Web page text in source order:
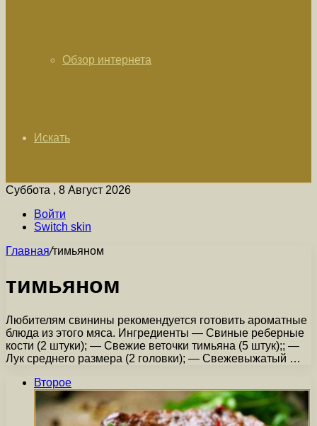
Обзор интернета
Искать
Суббота , 8 Август 2026
Войти
Switch skin
Главная/тимьяном
тимьяном
Любителям свинины рекомендуется готовить ароматные
блюда из этого мяса. Ингредиенты — Свиные реберные
кости (2 штуки); — Свежие веточки тимьяна (5 штук);; —
Лук среднего размера (2 головки); — Свежевыжатый …
Второе